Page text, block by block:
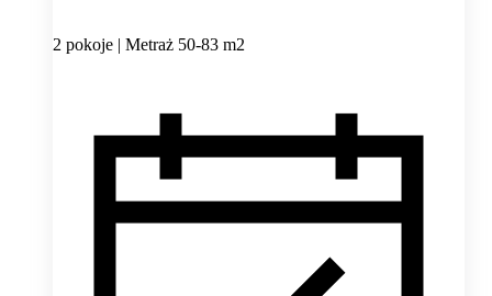
2 pokoje | Metraż 50-83 m2